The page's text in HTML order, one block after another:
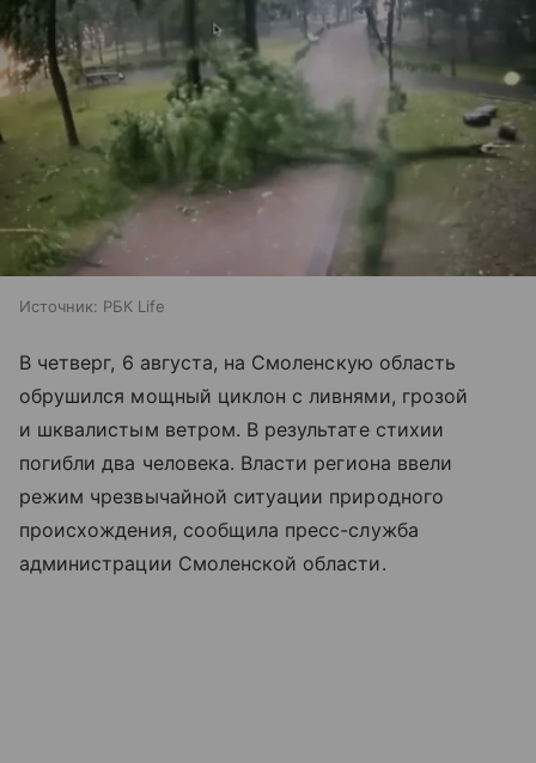
Источник: РБК Life
В четверг, 6 августа, на Смоленскую область
обрушился мощный циклон с ливнями, грозой
и шквалистым ветром. В результате стихии
погибли два человека. Власти региона ввели
режим чрезвычайной ситуации природного
происхождения, сообщила пресс-служба
администрации Смоленской области.